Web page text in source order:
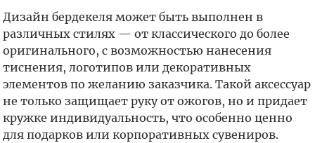
Дизайн бердекеля может быть выполнен в
различных стилях — от классического до более
оригинального, с возможностью нанесения
тиснения, логотипов или декоративных
элементов по желанию заказчика. Такой аксессуар
не только защищает руку от ожогов, но и придает
кружке индивидуальность, что особенно ценно
для подарков или корпоративных сувениров.